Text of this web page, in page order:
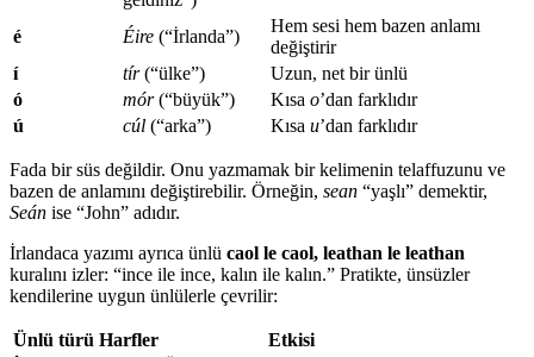
é Éire (“İrlanda”)
Hem sesi hem bazen anlamı
değiştirir
í
tír(“ülke”)
Uzun, net bir ünlü
ó
mór(“büyük”) Kısa o’dan farklıdır
ú
cúl (“arka”) Kısa u’dan farklıdır
Fada bir süs değildir. Onu yazmamak bir kelimenin telaffuzunu ve
bazen de anlamını değiştirebilir. Örneğin, sean “yaşlı” demektir,
Seán ise “John” adıdır.
İrlandaca yazımı ayrıca ünlü caol le caol, leathan le leathan
kuralını izler: “ince ile ince, kalın ile kalın.” Pratikte, ünsüzler
kendilerine uygun ünlülerle çevrilir:
Ünlü türü Harfler
Etkisi